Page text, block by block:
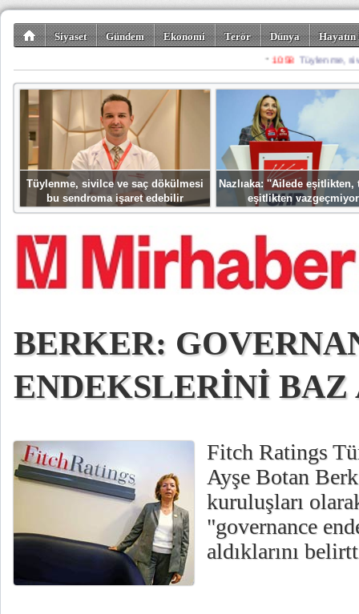
Siyaset Gündem Ekonomi Terör Dünya
Spor Misafir
Tüylenme, sivilce ve saç dökülmesi
bu sendroma işaret edebilir
Nazlıaka: ''Ailede eşitlikten,
eşitlikten
BERKER:
ENDEKSLERİNİ
Fitch Ratings
Ayşe Botan
kuruluşları
"governance
aldıklarını